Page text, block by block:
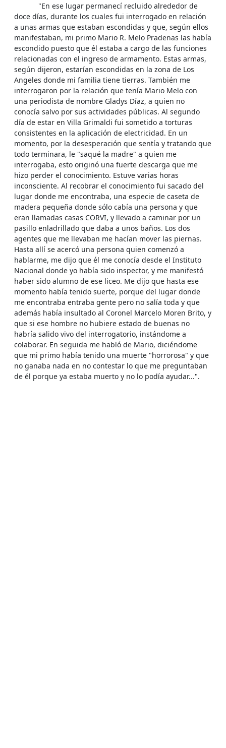
"En ese lugar permanecí recluido alrededor de
doce días, durante los cuales fui interrogado en relación
a unas armas que estaban escondidas y que, según ellos
manifestaban, mi primo Mario R. Melo Pradenas las había
escondido puesto que él estaba a cargo de las funciones
relacionadas con el ingreso de armamento. Estas armas,
según dijeron, estarían escondidas en la zona de Los
Angeles donde mi familia tiene tierras. También me
interrogaron por la relación que tenía Mario Melo con
una periodista de nombre Gladys Díaz, a quien no
conocía salvo por sus actividades públicas. Al segundo
día de estar en Villa Grimaldi fui sometido a torturas
consistentes en la aplicación de electricidad. En un
momento, por la desesperación que sentía y tratando que
todo terminara, le "saqué la madre" a quien me
interrogaba, esto originó una fuerte descarga que me
hizo perder el conocimiento. Estuve varias horas
inconsciente. Al recobrar el conocimiento fui sacado del
lugar donde me encontraba, una especie de caseta de
madera pequeña donde sólo cabía una persona y que
eran llamadas casas CORVI, y llevado a caminar por un
pasillo enladrillado que daba a unos baños. Los dos
agentes que me llevaban me hacían mover las piernas.
Hasta allí se acercó una persona quien comenzó a
hablarme, me dijo que él me conocía desde el Instituto
Nacional donde yo había sido inspector, y me manifestó
haber sido alumno de ese liceo. Me dijo que hasta ese
momento había tenido suerte, porque del lugar donde
me encontraba entraba gente pero no salía toda y que
además había insultado al Coronel Marcelo Moren Brito, y
que si ese hombre no hubiere estado de buenas no
habría salido vivo del interrogatorio, instándome a
colaborar. En seguida me habló de Mario, diciéndome
que mi primo había tenido una muerte "horrorosa" y que
no ganaba nada en no contestar lo que me preguntaban
de él porque ya estaba muerto y no lo podía ayudar...".